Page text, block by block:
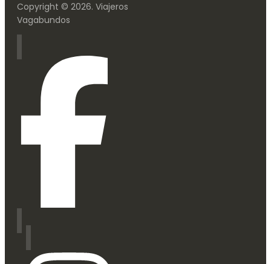
Copyright © 2026. Viajeros
Vagabundos